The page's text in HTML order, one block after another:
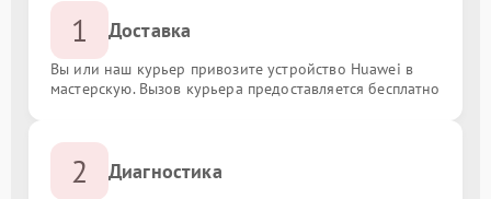
1 Доставка
Вы или наш курьер привозите устройство Huawei в
мастерскую. Вызов курьера предоставляется бесплатно
2 Диагностика